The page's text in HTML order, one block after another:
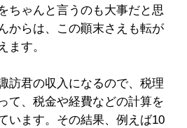
ちゃんと言うのも大事だと思
からは、この顚末さえも転が
ます。
訪君の収入になるので、税理
て、税金や経費などの計算を
います。その結果、例えば10